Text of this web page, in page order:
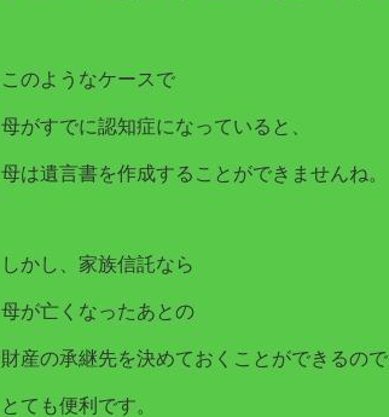
このようなケースで
母がすでに認知症になっていると、
母は遺言書を作成することができませんね。
しかし、家族信託なら
母が亡くなったあとの
財産の承継先を決めておくことができるので
とても便利です。